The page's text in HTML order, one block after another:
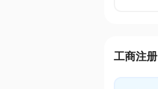
工商注册